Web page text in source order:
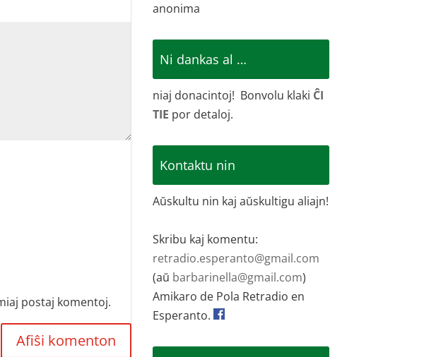
postaj komentoj.
anonima
Ni dankas al …
niaj donacintoj! Bonvolu klaki ĈI
TIE por detaloj.
Kontaktu nin
Aŭskultu nin kaj aŭskultigu aliajn!
Skribu kaj komentu:
retradio.esperanto@gmail.com
(aŭ barbarinella@gmail.com)
Amikaro de Pola Retradio en
Esperanto.